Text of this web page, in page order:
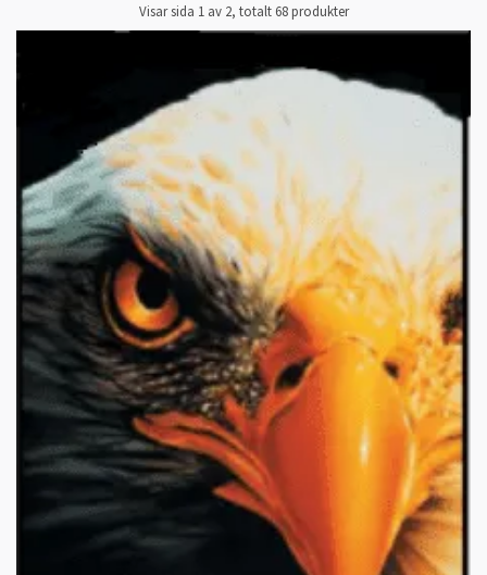
Visar sida 1 av 2, totalt 68 produkter